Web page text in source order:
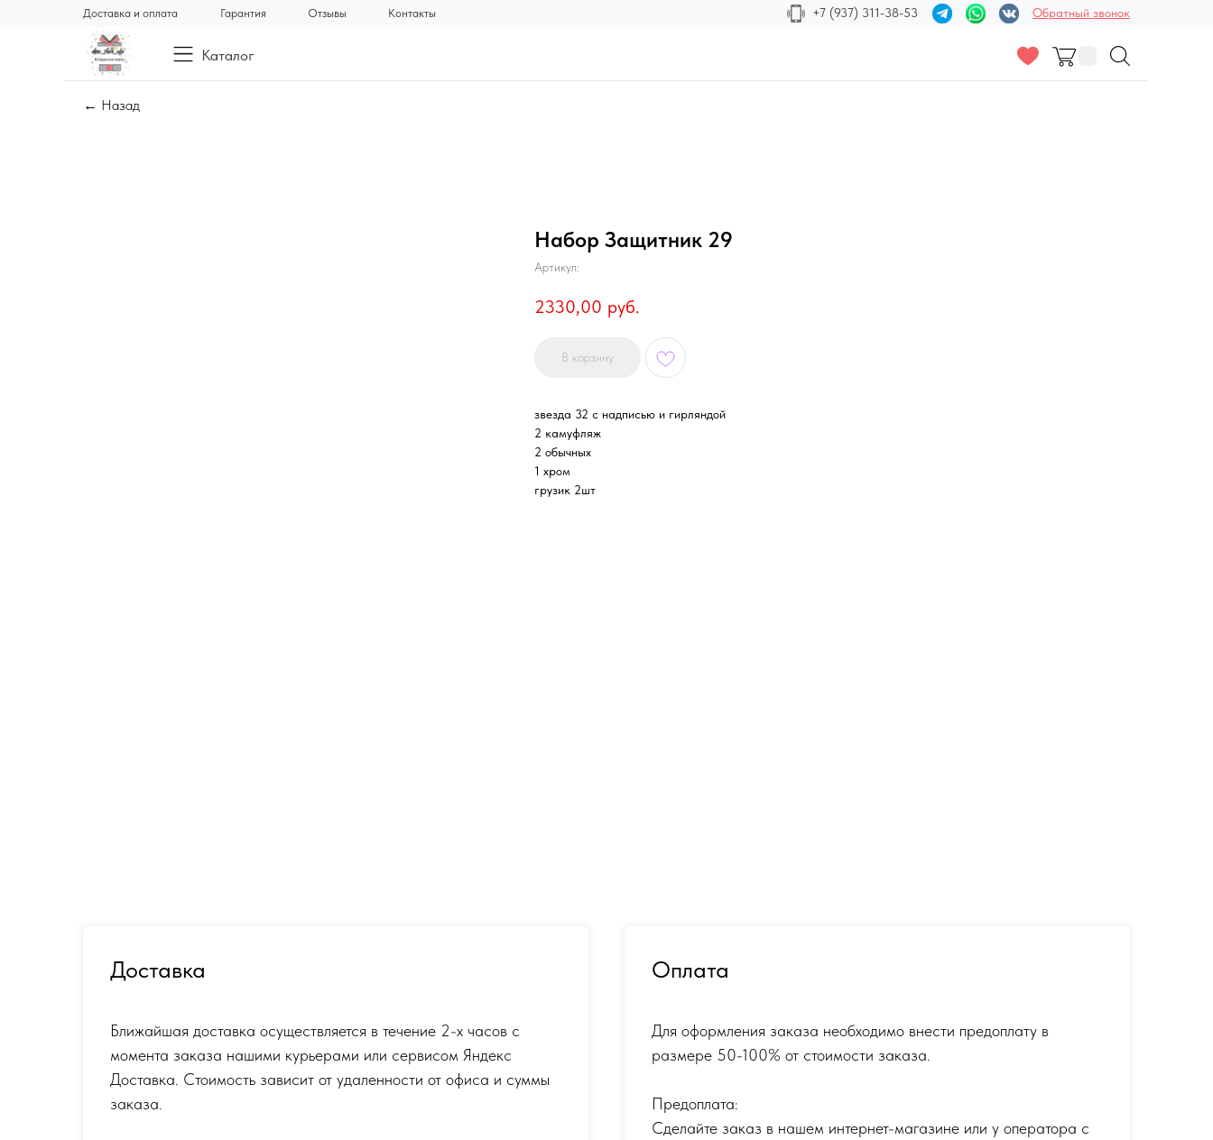
Отзывы Обратный звонок
+7 (937) 311-38-53
Контакты
Гарантия
Доставка и оплата
Каталог
← Назад
Набор Защитник 29
Артикул:
2330,00 руб.
В корзину
звезда 32 с надписью и гирляндой
2 камуфляж
2 обычных
1 хром
грузик 2шт
Доставка
Ближайшая доставка осуществляется в течение 2-х часов с
момента заказа нашими курьерами или сервисом Яндекс
Доставка. Стоимость зависит от удаленности от офиса и суммы
заказа.
Оплата
Для оформления заказа необходимо внести предоплату в
размере 50-100% от стоимости заказа.
Предоплата:
Сделайте заказ в нашем интернет-магазине или у оператора с